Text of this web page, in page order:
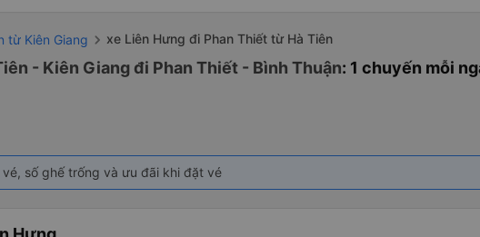
từ Kiên Giang xe Liên Hưng đi Phan Thiết từ Hà Tiên
- Kiên Giang đi Phan Thiết - Bình Thuận: 1 chuyến mỗi
số ghế trống và ưu đãi khi đặt vé